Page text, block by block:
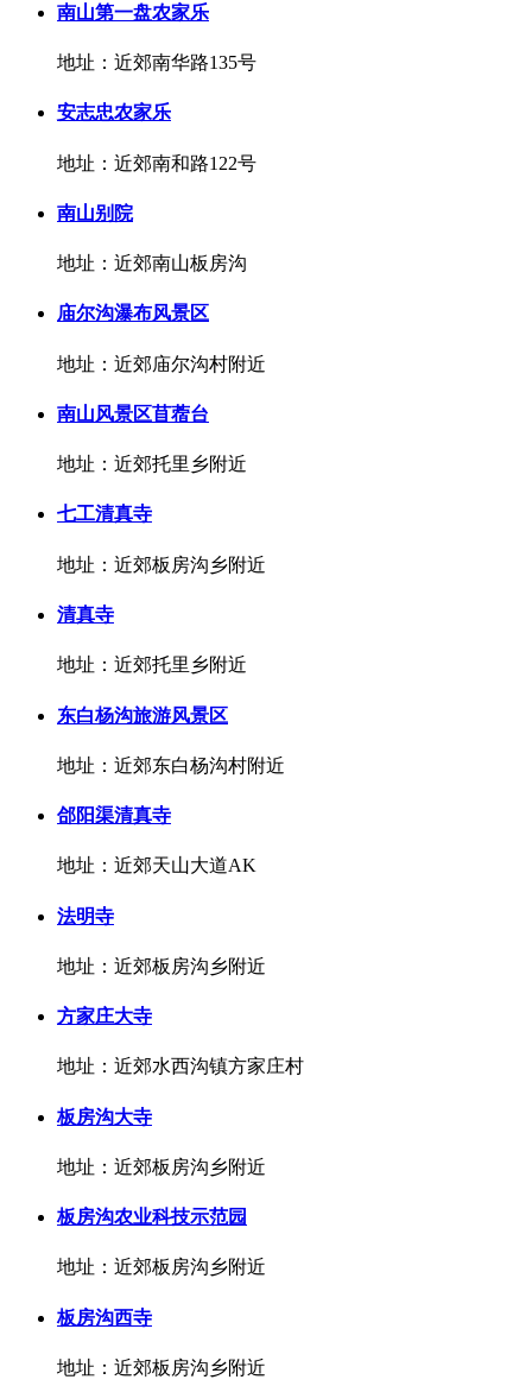
南山第一盘农家乐
地址：近郊南华路135号
安志忠农家乐
地址：近郊南和路122号
南山别院
地址：近郊南山板房沟
庙尔沟瀑布风景区
地址：近郊庙尔沟村附近
南山风景区苜蓿台
地址：近郊托里乡附近
七工清真寺
地址：近郊板房沟乡附近
清真寺
地址：近郊托里乡附近
东白杨沟旅游风景区
地址：近郊东白杨沟村附近
郃阳渠清真寺
地址：近郊天山大道AK
法明寺
地址：近郊板房沟乡附近
方家庄大寺
地址：近郊水西沟镇方家庄村
板房沟大寺
地址：近郊板房沟乡附近
板房沟农业科技示范园
地址：近郊板房沟乡附近
板房沟西寺
地址：近郊板房沟乡附近